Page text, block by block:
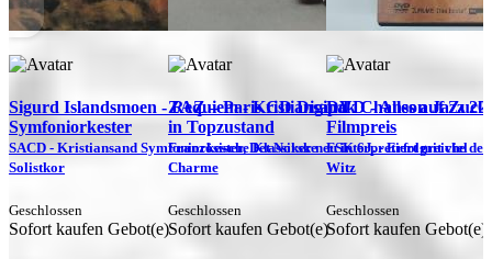
Sigurd Islandsmoen - Requiem - Kristiansand
Symfoniorkester
SACD - Kristiansand Symfoniorkester, Det Norske
Solistkor
Geschlossen
Sofort kaufen Gebot(e)
ZAZ – Paris CD Digipak Chanson Jazz
in Topzustand
Französische Klassiker neu interpretiert mit viel
Charme
Geschlossen
Sofort kaufen Gebot(e)
DVD - Alles auf
Filmpreis
FSK 6J. - Erfolgreiche
Witz
Geschlossen
Sofort kaufen Gebot(e)